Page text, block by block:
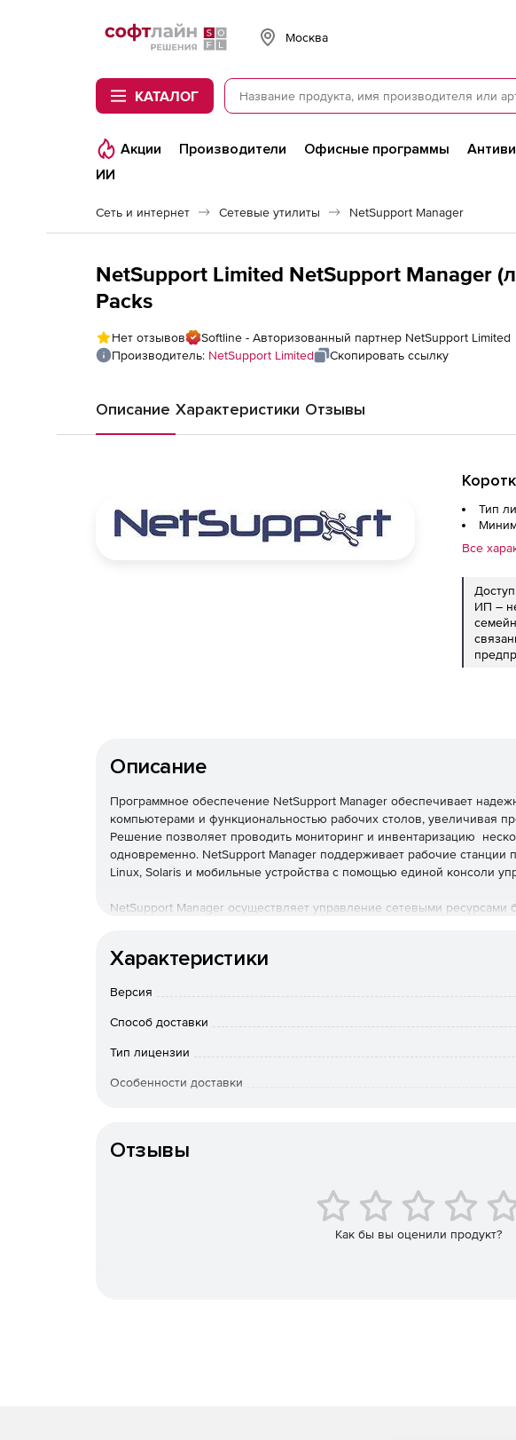
Softline
Москва
КАТАЛОГ
Акции Производители Офисные программы
ИИ
Сеть и интернет Сетевые утилиты NetSupport Manager
NetSupport Limited NetSupport Manager
Packs
Нет отзывов
Softline - Авторизованный партнер NetSupport Limited
Производитель: NetSupport Limited Скопировать ссылку
Описание Характеристики Отзывы
Тип
Все
ИП –
Описание
Программное обеспечение NetSupport Manager обеспечивает
компьютерами и функциональностью рабочих столов, увеличивая
Решение позволяет проводить мониторинг и инвентаризацию
одновременно. NetSupport Manager поддерживает рабочие станции
Linux, Solaris и мобильные устройства с помощью единой консоли
NetSupport Manager осуществляет управление сетевыми ресурсами
компьютера независимо от цветового разрешения, протокола сети
Основные возможности:
Использование звуковых функций на рабочих станциях для
сети, модемной связи или через Интернет.
Просмотр установленного оборудования и программного
осуществляет сбор информации об аппаратных средствах или
Централизованное распределение файлов и данных на
Характеристики
Версия
Способ доставки
Тип лицензии
Особенности доставки
Отзывы
Как бы вы оценили продукт?